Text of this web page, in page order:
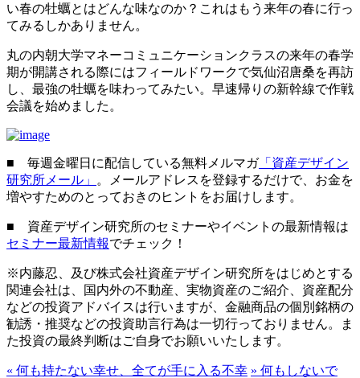
い春の牡蠣とはどんな味なのか？これはもう来年の春に行っ
てみるしかありません。
丸の内朝大学マネーコミュニケーションクラスの来年の春学
期が開講される際にはフィールドワークで気仙沼唐桑を再訪
し、最強の牡蠣を味わってみたい。早速帰りの新幹線で作戦
会議を始めました。
■ 毎週金曜日に配信している無料メルマガ「資産デザイン
研究所メール」
。メールアドレスを登録するだけで、お金を
増やすためのとっておきのヒントをお届けします。
■ 資産デザイン研究所のセミナーやイベントの最新情報は
セミナー最新情報でチェック！
※内藤忍、及び株式会社資産デザイン研究所をはじめとする
関連会社は、国内外の不動産、実物資産のご紹介、資産配分
などの投資アドバイスは行いますが、金融商品の個別銘柄の
勧誘・推奨などの投資助言行為は一切行っておりません。ま
た投資の最終判断はご自身でお願いいたします。
« 何も持たない幸せ、全てが手に入る不幸 » 何もしないで